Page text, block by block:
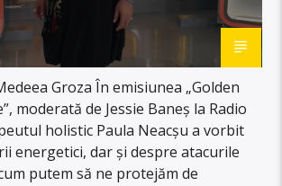
Groza În emisiunea „Golden
moderată de Jessie Baneș la Radio
holistic Paula Neacșu a vorbit
energetici, dar și despre atacurile
putem să ne protejăm de